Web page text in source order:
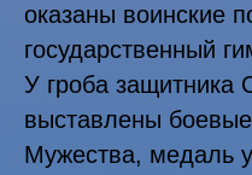
оказаны воинские
государственный
У гроба защитника
выставлены
Мужества, медаль